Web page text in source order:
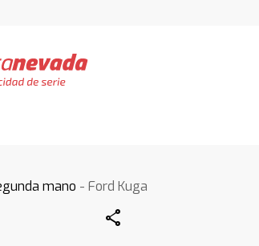
mano - Ford Kuga
Share